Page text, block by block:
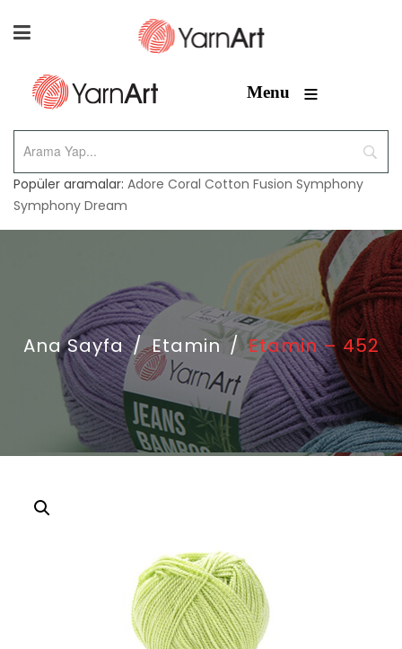
Menu ≡
Popüler aramalar: Adore Coral Cotton Fusion Symphony
Symphony Dream
Ana Sayfa / Etamin / Etamin – 452